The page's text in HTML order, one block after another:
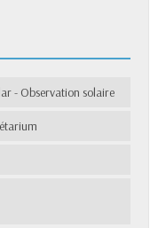
- Observation solaire